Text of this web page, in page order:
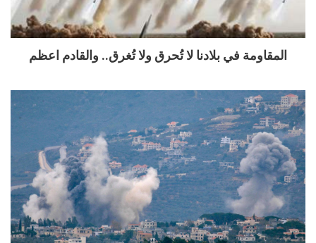
المقاومة في بلادنا لا تُحرق ولا تُغرق.. والقادم اعظم